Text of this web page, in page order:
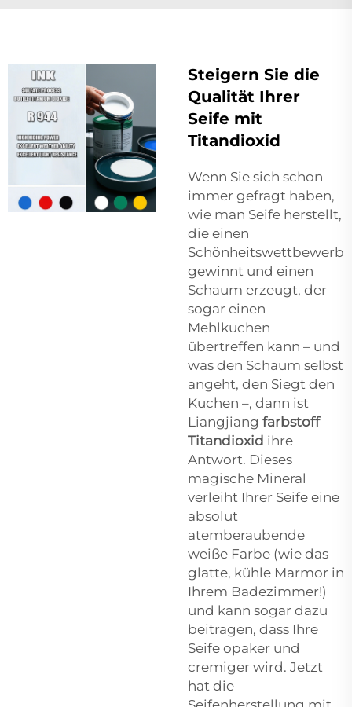
Steigern Sie die
Qualität Ihrer
Seife mit
Titandioxid
Wenn Sie sich schon
immer gefragt haben,
wie man Seife herstellt,
die einen
Schönheitswettbewerb
gewinnt und einen
Schaum erzeugt, der
sogar einen
Mehlkuchen
übertreffen kann – und
was den Schaum selbst
angeht, den Siegt den
Kuchen –, dann ist
Liangjiang farbstoff
Titandioxid ihre
Antwort. Dieses
magische Mineral
verleiht Ihrer Seife eine
absolut
atemberaubende
weiße Farbe (wie das
glatte, kühle Marmor in
Ihrem Badezimmer!)
und kann sogar dazu
beitragen, dass Ihre
Seife opaker und
cremiger wird. Jetzt
hat die